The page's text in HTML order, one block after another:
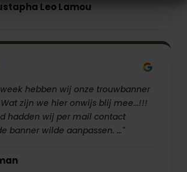
Leo Lamou
hebben wij onze trouwbanner
zijn we hier onwijs blij mee...!!!
hadden wij per mail contact
banner wilde aanpassen. …"